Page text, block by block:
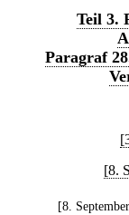
Teil 3.
Paragraf
[8.
[8.